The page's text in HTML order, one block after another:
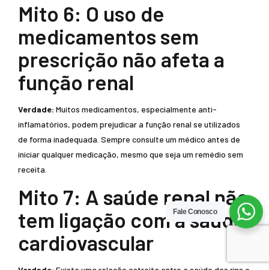
Mito 6: O uso de
medicamentos sem
prescrição não afeta a
função renal
Verdade: Muitos medicamentos, especialmente anti-
inflamatórios, podem prejudicar a função renal se utilizados
de forma inadequada. Sempre consulte um médico antes de
iniciar qualquer medicação, mesmo que seja um remédio sem
receita.
Mito 7: A saúde renal não
tem ligação com a saúde
cardiovascular
Fale Conosco